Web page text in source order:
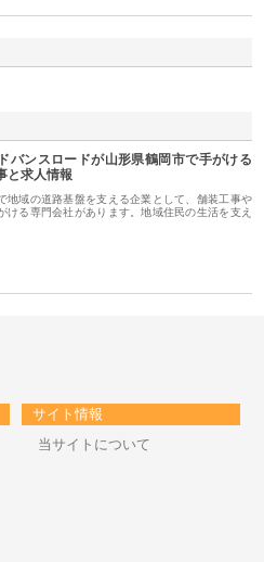
バンスロードが山形県鶴岡市で手がける
と求人情報
地域の道路基盤を支える企業として、舗装工事や
ける専門会社があります。地域住民の生活を支え
サイト情報
当サイトについて